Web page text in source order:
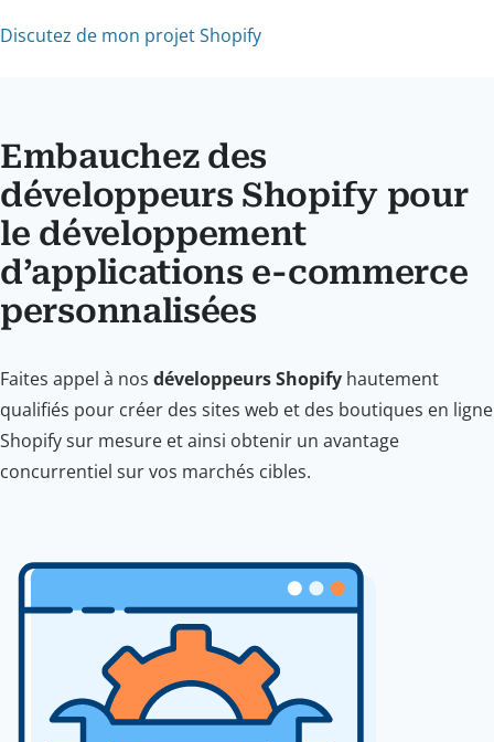
Discutez de mon projet Shopify
Embauchez des
développeurs Shopify pour
le développement
d’applications e-commerce
personnalisées
Faites appel à nos développeurs Shopify hautement
qualifiés pour créer des sites web et des boutiques en ligne
Shopify sur mesure et ainsi obtenir un avantage
concurrentiel sur vos marchés cibles.